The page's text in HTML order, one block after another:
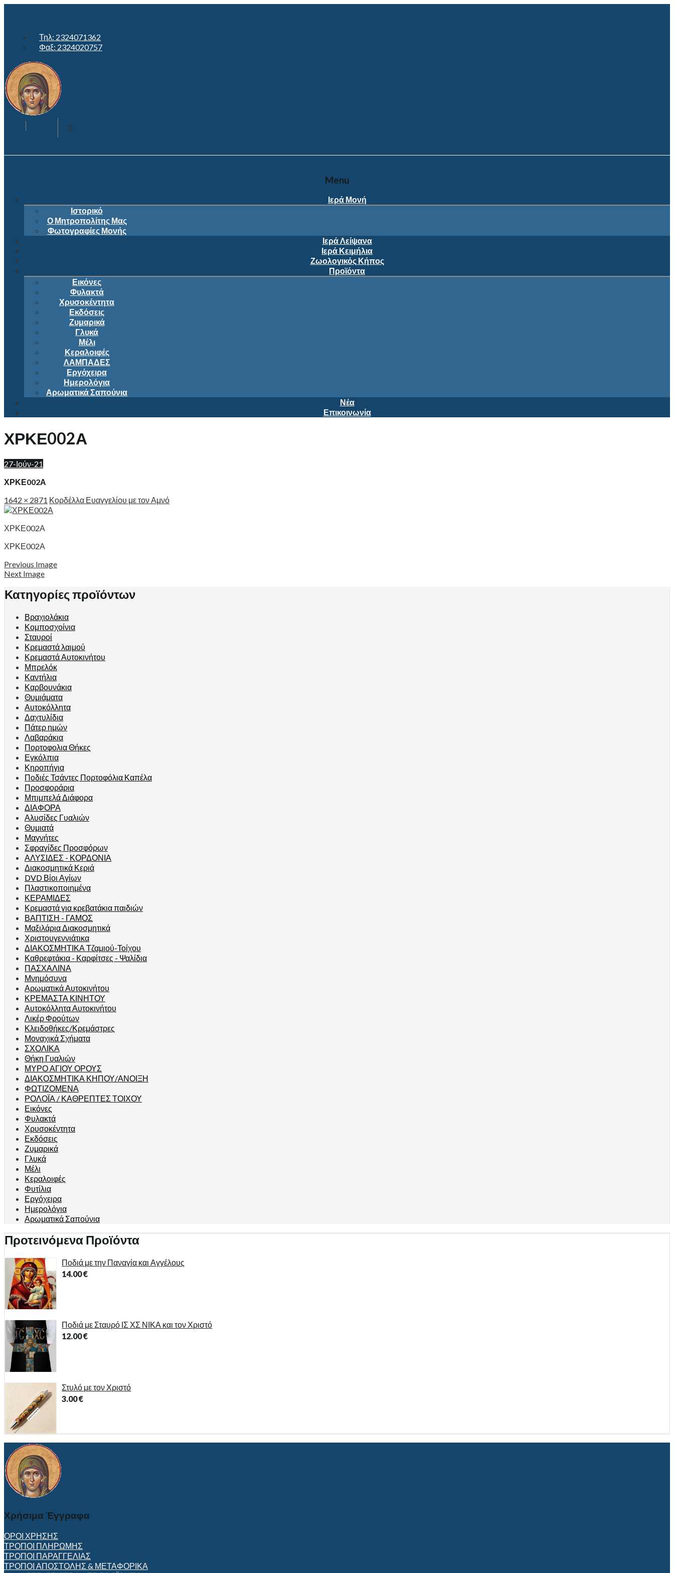
Τηλ: 2324071362
Φαξ: 2324020757
0
Menu
Ιερά Μονή
Ιστορικό
Ο Μητροπολίτης Μας
Φωτογραφίες Μονής
Ιερά Λείψανα
Ιερά Κειμήλια
Ζωολογικός Κήπος
Προϊόντα
Εικόνες
Φυλακτά
Χρυσοκέντητα
Εκδόσεις
Ζυμαρικά
Γλυκά
Μέλι
Κεραλοιφές
ΛΑΜΠΑΔΕΣ
Εργόχειρα
Ημερολόγια
Αρωματικά Σαπούνια
Νέα
Επικοινωνία
ΧΡΚΕ002Α
27-Ιούν-21
ΧΡΚΕ002Α
1642 × 2871 Κορδέλλα Ευαγγελίου με τον Αμνό
ΧΡΚΕ002Α
ΧΡΚΕ002Α
Previous Image
Next Image
Κατηγορίες προϊόντων
Βραχιολάκια
Κομποσχοίνια
Σταυροί
Κρεμαστά λαιμού
Κρεμαστά Αυτοκινήτου
Μπρελόκ
Καντήλια
Καρβουνάκια
Θυμιάματα
Αυτοκόλλητα
Δαχτυλίδια
Πάτερ ημών
Λαβαράκια
Πορτοφολια Θήκες
Εγκόλπια
Κηροπήγια
Ποδιές Τσάντες Πορτοφόλια Καπέλα
Προσφοράρια
Μπιμπελά Διάφορα
ΔΙΑΦΟΡΑ
Αλυσίδες Γυαλιών
Θυμιατά
Μαγνήτες
Σφραγίδες Προσφόρων
ΑΛΥΣΙΔΕΣ - ΚΟΡΔΟΝΙΑ
Διακοσμητικά Κεριά
DVD Βίοι Αγίων
Πλαστικοποιημένα
ΚΕΡΑΜΙΔΕΣ
Κρεμαστά για κρεβατάκια παιδιών
ΒΑΠΤΙΣΗ - ΓΑΜΟΣ
Μαξιλάρια Διακοσμητικά
Χριστουγεννιάτικα
ΔΙΑΚΟΣΜΗΤΙΚΑ Τζαμιού-Τοίχου
Καθρεφτάκια - Καρφίτσες - Ψαλίδια
ΠΑΣΧΑΛΙΝΑ
Μνημόσυνα
Αρωματικά Αυτοκινήτου
ΚΡΕΜΑΣΤΑ ΚΙΝΗΤΟΥ
Αυτοκόλλητα Αυτοκινήτου
Λικέρ Φρούτων
Κλειδοθήκες/Κρεμάστρες
Μοναχικά Σχήματα
ΣΧΟΛΙΚΑ
Θήκη Γυαλιών
ΜΥΡΟ ΑΓΙΟΥ ΟΡΟΥΣ
ΔΙΑΚΟΣΜΗΤΙΚΑ ΚΗΠΟΥ/ΑΝΟΙΞΗ
ΦΩΤΙΖΟΜΕΝΑ
ΡΟΛΟΪΑ / ΚΑΘΡΕΠΤΕΣ ΤΟΙΧΟΥ
Εικόνες
Φυλακτά
Χρυσοκέντητα
Εκδόσεις
Ζυμαρικά
Γλυκά
Μέλι
Κεραλοιφές
Φυτίλια
Εργόχειρα
Ημερολόγια
Αρωματικά Σαπούνια
Προτεινόμενα Προϊόντα
Ποδιά με την Παναγία και Αγγέλους
14.00€
Ποδιά με Σταυρό ΙΣ ΧΣ ΝΙΚΑ και τον Χριστό
12.00€
Στυλό με τον Χριστό
3.00€
Χρήσιμα Έγγραφα
ΟΡΟΙ ΧΡΗΣΗΣ
ΤΡΟΠΟΙ ΠΛΗΡΩΜΗΣ
ΤΡΟΠΟΙ ΠΑΡΑΓΓΕΛΙΑΣ
ΤΡΟΠΟΙ ΑΠΟΣΤΟΛΗΣ & ΜΕΤΑΦΟΡΙΚΑ